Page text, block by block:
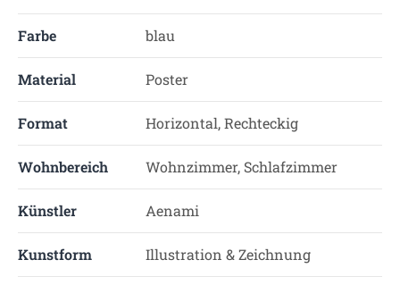
Farbe blau
Material Poster
Format Horizontal, Rechteckig
Wohnbereich Wohnzimmer, Schlafzimmer
Künstler Aenami
Kunstform Illustration & Zeichnung